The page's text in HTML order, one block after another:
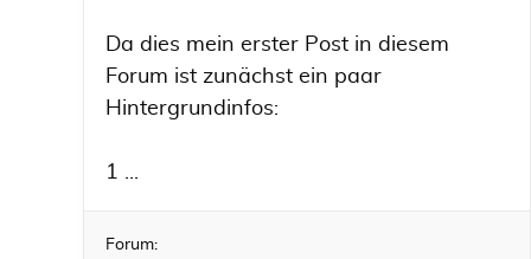
Da dies mein erster Post in diesem
Forum ist zunächst ein paar
Hintergrundinfos:
1 ...
Forum: